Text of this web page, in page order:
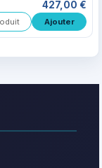
427,00 €